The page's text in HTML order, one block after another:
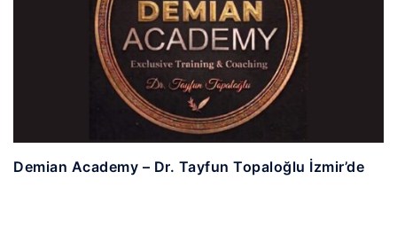
Demian Academy – Dr. Tayfun Topaloğlu İzmir’de